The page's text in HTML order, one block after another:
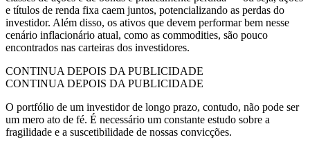
e títulos de renda fixa caem juntos, potencializando as perdas do
investidor. Além disso, os ativos que devem performar bem nesse
cenário inflacionário atual, como as commodities, são pouco
encontrados nas carteiras dos investidores.
CONTINUA DEPOIS DA PUBLICIDADE
CONTINUA DEPOIS DA PUBLICIDADE
O portfólio de um investidor de longo prazo, contudo, não pode ser
um mero ato de fé. É necessário um constante estudo sobre a
fragilidade e a suscetibilidade de nossas convicções.